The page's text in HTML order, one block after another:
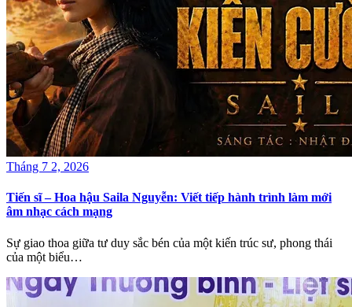
Tháng 7 2, 2026
Tiến sĩ – Hoa hậu Saila Nguyễn: Viết tiếp hành trình làm mới
âm nhạc cách mạng
Sự giao thoa giữa tư duy sắc bén của một kiến trúc sư, phong thái
của một biểu…